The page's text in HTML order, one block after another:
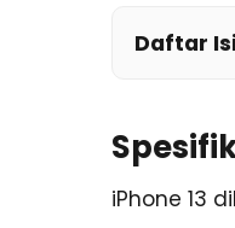
Daftar
iPhone 13